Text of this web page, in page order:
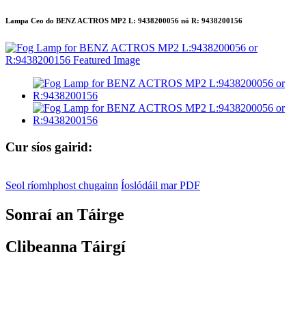
Lampa Ceo do BENZ ACTROS MP2 L: 9438200056 nó R: 9438200156
Cur síos gairid:
Seol ríomhphost chugainn Íoslódáil mar PDF
Sonraí an Táirge
Clibeanna Táirgí